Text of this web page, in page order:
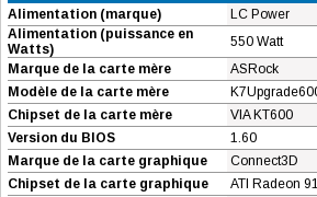
Alimentation (marque)
LC Power
Alimentation (puissance en
Watts)
550 Watt
Marque de la carte mère
ASRock
Modèle de la carte mère
Chipset de la carte mère
VIA KT600
Version du BIOS
1.60
Marque de la carte graphique
Connect3D
Chipset de la carte graphique
ATI Radeon